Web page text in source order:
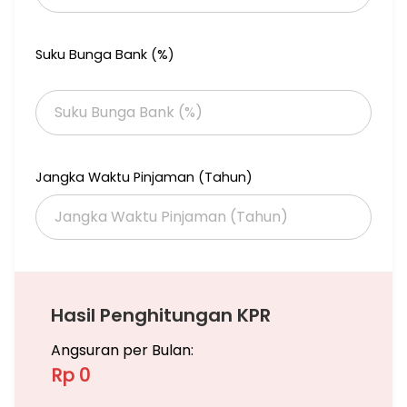
- Akses langsung dari jalan utama
- Cocok untuk investasi maupun pembangunan bisnis
hospitality
- Area dengan demand property sangat tinggi
Selling Point:
- Walking distance ke restaurant, cafe, dan minimart
- 10 menit ke Pantai Petitenget
- Villa komersil
- Private villa luxury
- Boutique villa
Suku Bunga Bank (%)
Jangka Waktu Pinjaman (Tahun)
Hasil Penghitungan KPR
Angsuran per Bulan:
Rp 0